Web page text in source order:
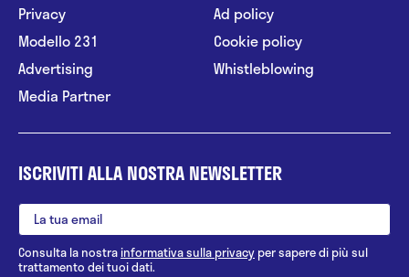
Privacy
Modello 231
Advertising
Media Partner
Ad policy
Cookie policy
Whistleblowing
ISCRIVITI ALLA NOSTRA NEWSLETTER
Consulta la nostrainformativa sulla privacy per sapere di più sul
trattamento dei tuoi dati.